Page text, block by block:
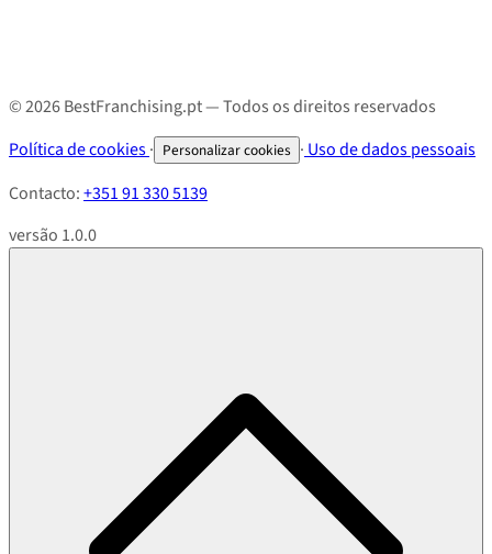
© 2026 BestFranchising.pt — Todos os direitos reservados
Política de cookies· Personalizar cookies · Uso de dados pessoais
Contacto:+351 91 330 5139
versão 1.0.0